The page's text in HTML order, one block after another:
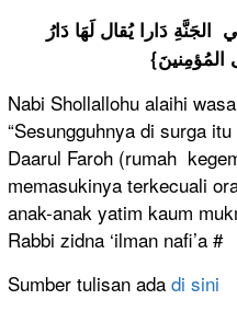
دَارا يُقال لَهَا دَارُ
المُؤمِنينَ}
Nabi Shollallohu alaihi
“Sesungguhnya di surga
Daarul Faroh (rumah
memasukinya terkecuali
anak-anak yatim kaum
Rabbi zidna ‘ilman nafi’a #
Sumber tulisan ada di sini